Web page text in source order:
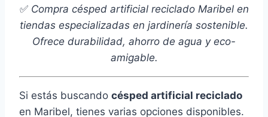
✅ Compra césped artificial reciclado Maribel en
tiendas especializadas en jardinería sostenible.
Ofrece durabilidad, ahorro de agua y eco-
amigable.
Si estás buscando césped artificial reciclado
en Maribel, tienes varias opciones disponibles.